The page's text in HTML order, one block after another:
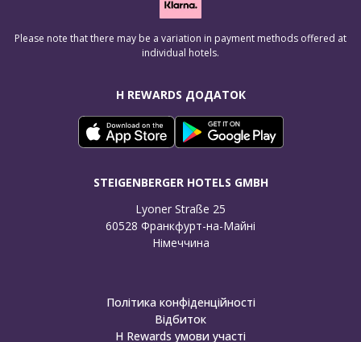
H REWARDS ДОДАТОК
STEIGENBERGER HOTELS GMBH
Lyoner Straße 25
60528 Франкфурт-на-Майні
Німеччина
Please note that there may be a variation in payment methods offered at
individual hotels.
Політика конфіденційності
Відбиток
H Rewards умови участі